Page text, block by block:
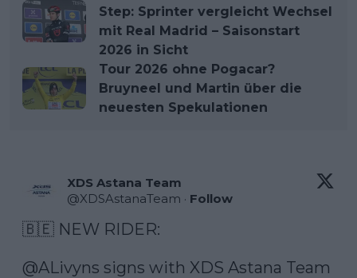
Step: Sprinter vergleicht Wechsel
mit Real Madrid – Saisonstart
2026 in Sicht
Tour 2026 ohne Pogacar?
Bruyneel und Martin über die
neuesten Spekulationen
XDS Astana Team
@XDSAstanaTeam · Follow
🇧🇪 NEW RIDER:
@ALivyns signs with XDS Astana Team